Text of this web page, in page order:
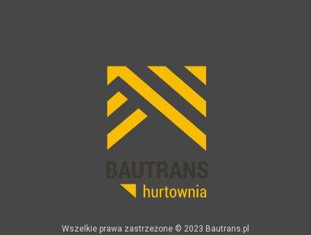
Wszelkie prawa zastrzeżone © 2023 Bautrans.pl